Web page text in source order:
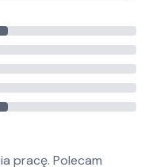
pracę. Polecam